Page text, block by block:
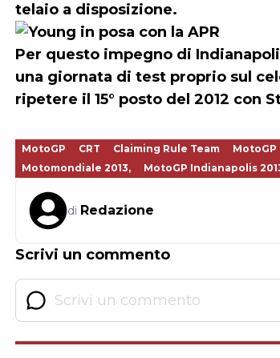
telaio a disposizione.
Per questo impegno di
una giornata di test proprio sul
ripetere il 15° posto del 2012 con
MotoGP CRT Claiming Rule Team MotoGP
Motomondiale 2013,
MotoGP Indianapolis
di Redazione
Scrivi un commento